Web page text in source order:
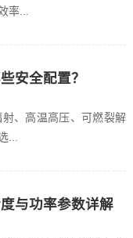
率...
安全配置？
、高温高压、可燃裂解
...
与功率参数详解